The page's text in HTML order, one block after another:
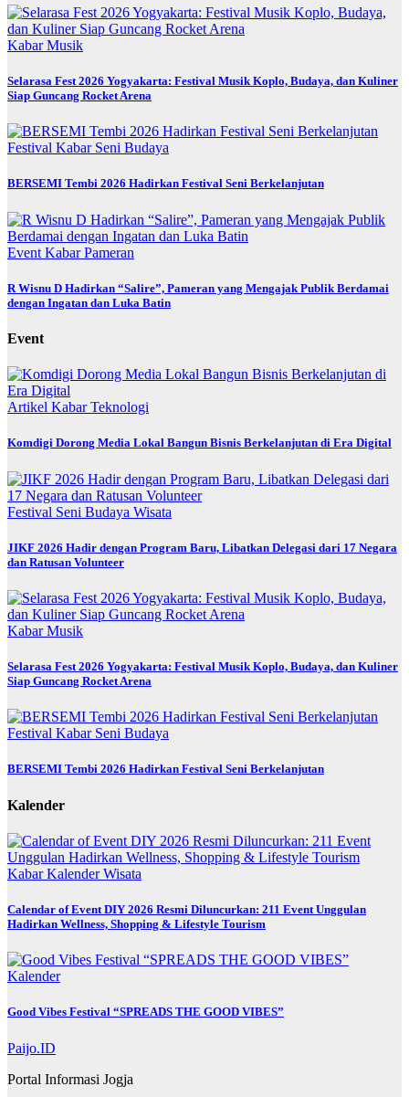
KabarMusik
Selarasa Fest 2026 Yogyakarta: Festival Musik Koplo, Budaya, dan Kuliner
Siap Guncang Rocket Arena
Festival Kabar Seni Budaya
BERSEMI Tembi 2026 Hadirkan Festival Seni Berkelanjutan
Event KabarPameran
R Wisnu D Hadirkan “Salire”, Pameran yang Mengajak Publik Berdamai
dengan Ingatan dan Luka Batin
Event
Artikel KabarTeknologi
Komdigi Dorong Media Lokal Bangun Bisnis Berkelanjutan di Era Digital
Festival Seni Budaya Wisata
JIKF 2026 Hadir dengan Program Baru, Libatkan Delegasi dari 17 Negara
dan Ratusan Volunteer
KabarMusik
Selarasa Fest 2026 Yogyakarta: Festival Musik Koplo, Budaya, dan Kuliner
Siap Guncang Rocket Arena
Festival Kabar Seni Budaya
BERSEMI Tembi 2026 Hadirkan Festival Seni Berkelanjutan
Kalender
KabarKalenderWisata
Calendar of Event DIY 2026 Resmi Diluncurkan: 211 Event Unggulan
Hadirkan Wellness, Shopping & Lifestyle Tourism
Kalender
Good Vibes Festival “SPREADS THE GOOD VIBES”
Paijo.ID
Portal Informasi Jogja